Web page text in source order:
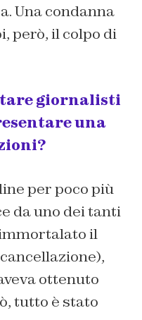
Una condanna
però, il colpo di
giornalisti
una
per poco più
da uno dei tanti
il
ottenuto
tutto è stato